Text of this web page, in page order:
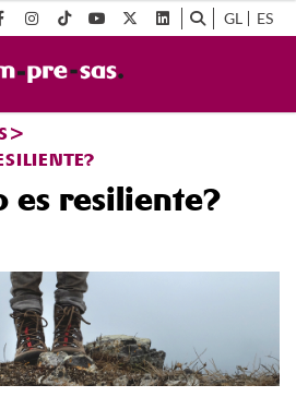
GL ES
es resiliente?